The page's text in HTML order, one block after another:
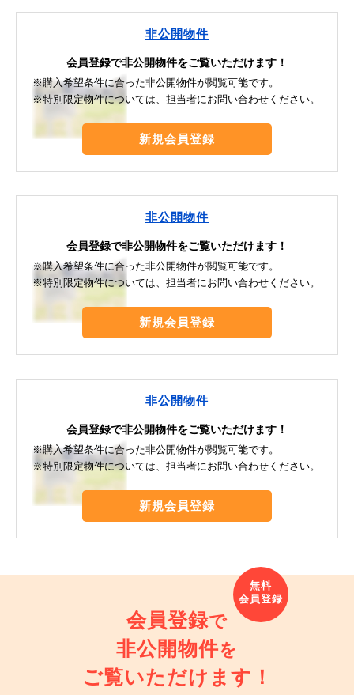
非公開物件
会員登録で非公開物件をご覧いただけます！
※購入希望条件に合った非公開物件が閲覧可能です。
※特別限定物件については、担当者にお問い合わせください。
新規会員登録
非公開物件
会員登録で非公開物件をご覧いただけます！
※購入希望条件に合った非公開物件が閲覧可能です。
※特別限定物件については、担当者にお問い合わせください。
新規会員登録
非公開物件
会員登録で非公開物件をご覧いただけます！
※購入希望条件に合った非公開物件が閲覧可能です。
※特別限定物件については、担当者にお問い合わせください。
新規会員登録
会員登録で
非公開物件を
ご覧いただけます！